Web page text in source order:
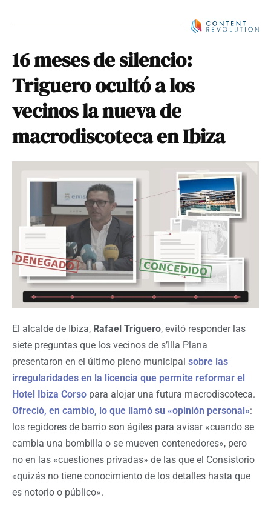
16 meses de silencio:
Triguero ocultó a los
vecinos la nueva de
macrodiscoteca en Ibiza
El alcalde de Ibiza, Rafael Triguero, evitó responder las
siete preguntas que los vecinos de s’Illa Plana
presentaron en el último pleno municipal sobre las
irregularidades en la licencia que permite reformar el
Hotel Ibiza Corso para alojar una futura macrodiscoteca.
Ofreció, en cambio, lo que llamó su «opinión personal»:
los regidores de barrio son ágiles para avisar «cuando se
cambia una bombilla o se mueven contenedores», pero
no en las «cuestiones privadas» de las que el Consistorio
«quizás no tiene conocimiento de los detalles hasta que
es notorio o público».